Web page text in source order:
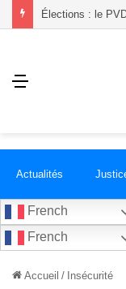
Menu
Actualités
French
French
Accueil / Insécurité